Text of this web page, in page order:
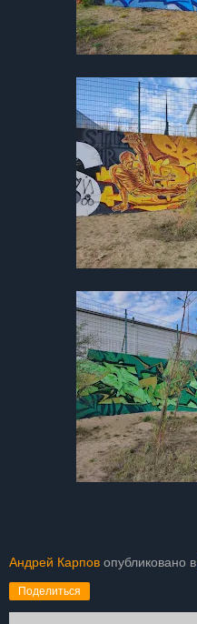
Андрей Карпов опубликовано в
Поделиться